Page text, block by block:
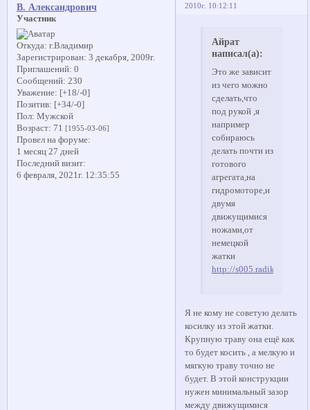
2010г. 10:12:11
В. Александрович
Участник
Откуда: г.Владимир
Зарегистрирован: 3 декабря, 2009г.
Приглашений: 0
Сообщений: 230
Уважение: [+18/-0]
Позитив: [+34/-0]
Пол: Мужской
Возраст: 71 [1955-03-06]
Провел на форуме:
1 месяц 27 дней
Последний визит:
6 февраля, 2021г. 12:35:55
Айрат
написал(а):
Это же зависит
из чего можно
сделать,что
под рукой ,я
например
собираюсь
делать почти из
готового
агрегата,на
гидромоторе,и
двумя
движущимися
ножами,от
немецкой
жатки
http://s005.radikal.ru/
Я не кому не советую делать
косилку из этой жатки.
Крупную траву она ещё как
то будет косить , а мелкую и
мягкую траву точно не
будет. В этой конструкции
нужен минимальный зазор
между движущимися